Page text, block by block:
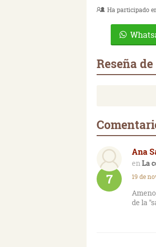
Ha participado
Reseña
Ana
La
7 19 de
de la